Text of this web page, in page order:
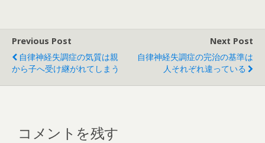
Previous Post
自律神経失調症の気質は親
から子へ受け継がれてしまう
Next Post
自律神経失調症の完治の基準は
人それぞれ違っている
コメントを残す